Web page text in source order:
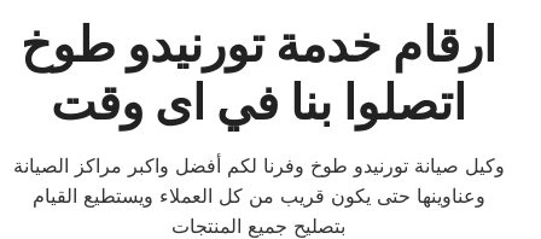
ارقام خدمة تورنيدو طوخ
اتصلوا بنا في اى وقت
وكيل صيانة تورنيدو طوخ وفرنا لكم أفضل واكبر مراكز الصيانة
وعناوينها حتى يكون قريب من كل العملاء ويستطيع القيام
بتصليح جميع المنتجات